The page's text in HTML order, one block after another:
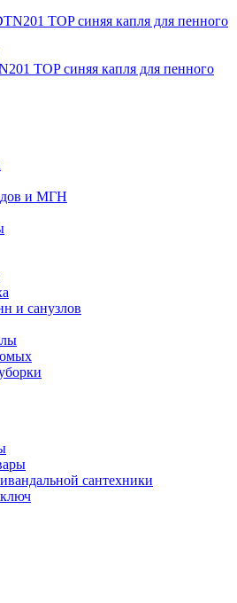
TOP синяя капля для пенного
и МГН
и санузлов
сантехники